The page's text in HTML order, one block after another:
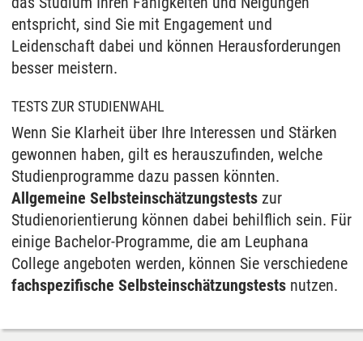
entspricht, sind Sie mit Engagement und
Leidenschaft dabei und können Herausforderungen
besser meistern.
TESTS ZUR STUDIENWAHL
Wenn Sie Klarheit über Ihre Interessen und Stärken
gewonnen haben, gilt es herauszufinden, welche
Studienprogramme dazu passen könnten.
Allgemeine Selbsteinschätzungstests zur
Studienorientierung können dabei behilflich sein. Für
einige Bachelor-Programme, die am Leuphana
College angeboten werden, können Sie verschiedene
fachspezifische Selbsteinschätzungstests nutzen.